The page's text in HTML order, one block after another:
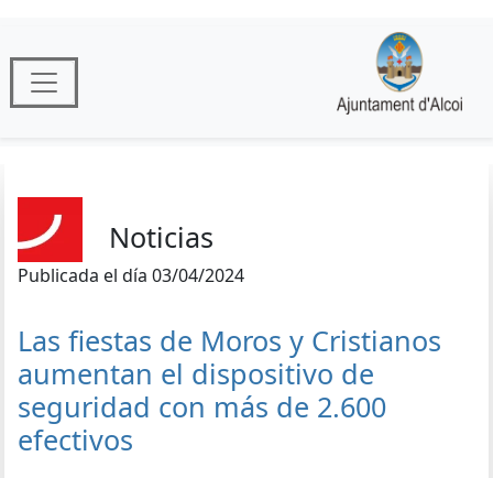
Noticias
Publicada el día 03/04/2024
Las fiestas de Moros y Cristianos
aumentan el dispositivo de
seguridad con más de 2.600
efectivos